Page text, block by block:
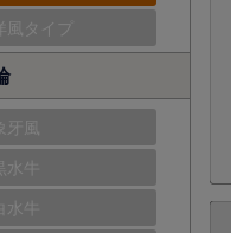
洋風タイプ
牙風
水牛
水牛